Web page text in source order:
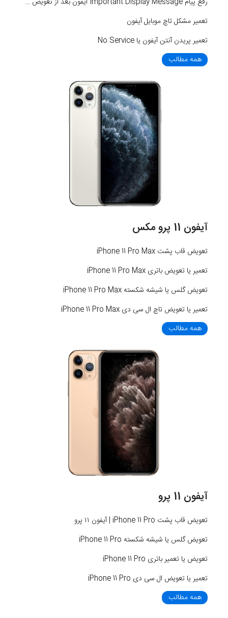
تعمیر مشکل تاچ موبایل آیفون
تعمیر پریدن آنتن آیفون یا No Service
همه مطالب
آیفون 11 پرو مکس
تعویض قاب پشت iPhone 11 Pro Max
تعمیر یا تعویض باتری iPhone 11 Pro Max
تعویض گلس یا شیشه شکسته iPhone 11 Pro Max
تعمیر یا تعویض تاچ ال سی دی iPhone 11 Pro Max
همه مطالب
آیفون 11 پرو
تعویض قاب پشت iPhone 11 Pro | آیفون ۱۱ پرو
تعویض گلس یا شیشه شکسته iPhone 11 Pro
تعویض یا تعمیر باتری iPhone 11 Pro
تعمیر یا تعویض ال سی دی iPhone 11 Pro
همه مطالب